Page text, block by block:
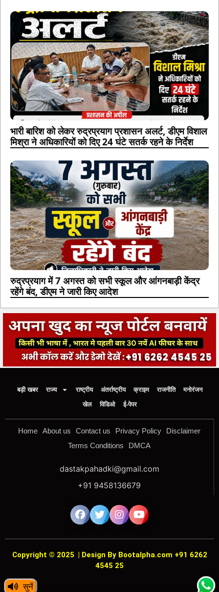
सुनें
भारी बारिश को लेकर रुद्रप्रयाग प्रशासन अलर्ट, डीएम विशाल
मिश्रा ने अधिकारियों को दिए 24 घंटे सतर्क रहने के निर्देश
रुद्रप्रयाग में 7 अगस्त को सभी स्कूल और आंगनबाड़ी केंद्र
रहेंगे बंद, डीएम ने जारी किए आदेश
बड़ी खबर राज्य राष्ट्रीय अंतर्राष्ट्रीय क्राइम राजनीति
मनोरंजन
खेल
विडिओ ई-पेपर
Home About us Contact us Privacy Policy
Disclaimer
Terms Conditions
DMCA
dastakpahadki@gmail.com
+91 9458136679
Copyright © 2025 | Design By Bootalpha.com +91 6262
4545 25